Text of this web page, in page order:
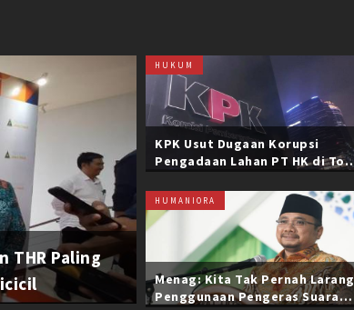
THR Paling
HUKUM
KPK Usut Dugaan Korupsi
Pengadaan Lahan PT HK di Tol
Belasan Miliar
HUMANIORA
Menag: Kita Tak Pernah Larang
Penggunaan Pengeras Suara